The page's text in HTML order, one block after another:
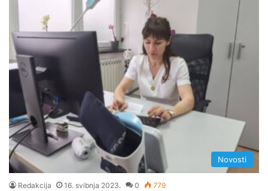
Novosti
Redakcija 16. svibnja 2023. 0 779